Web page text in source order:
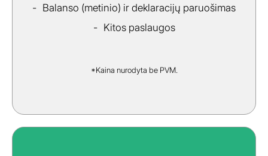
Balanso (metinio) ir deklaracijų paruošimas
Kitos paslaugos
*Kaina nurodyta be PVM.